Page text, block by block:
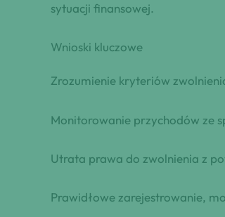
sytuacji finansowej.
Wnioski kluczowe
Zrozumienie kryteriów
Monitorowanie przychodów ze
Utrata prawa do zwolnienia z
Prawidłowe zarejestrowanie,